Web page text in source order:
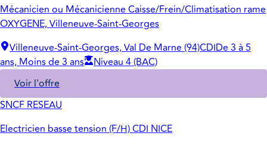
Mécanicien ou Mécanicienne Caisse/Frein/Climatisation rame
OXYGENE, Villeneuve-Saint-Georges
Villeneuve-Saint-Georges, Val De Marne (94)CDIDe 3 à 5
ans, Moins de 3 ans
Niveau 4 (BAC)
Voir l'offre
SNCF RESEAU
Electricien basse tension (F/H) CDI NICE